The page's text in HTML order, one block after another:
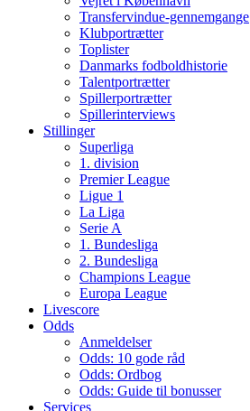
Transfervindue-gennemgange
Klubportrætter
Toplister
Danmarks fodboldhistorie
Talentportrætter
Spillerportrætter
Spillerinterviews
Stillinger
Superliga
1. division
Premier League
Ligue 1
La Liga
Serie A
1. Bundesliga
2. Bundesliga
Champions League
Europa League
Livescore
Odds
Anmeldelser
Odds: 10 gode råd
Odds: Ordbog
Odds: Guide til bonusser
Services